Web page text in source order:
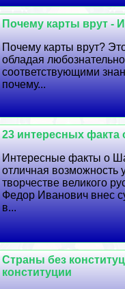
Почему карты врут -
Почему карты врут?
обладая
соответствующими
почему...
23 интересных
Интересные факты о
отличная возможность
творчестве великого
Федор Иванович внес
в...
Страны без
конституции